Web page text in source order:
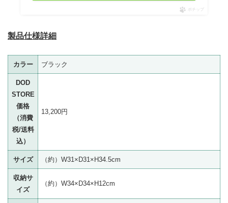
ポチップ
製品仕様詳細
カラー ブラック
DOD
STORE
価格
（消費
税/送料
込）
13,200円
サイズ （約）W31×D31×H34.5cm
収納サ
イズ
（約）W34×D34×H12cm